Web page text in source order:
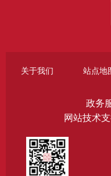
关于我们 站点地
政务
网站技术